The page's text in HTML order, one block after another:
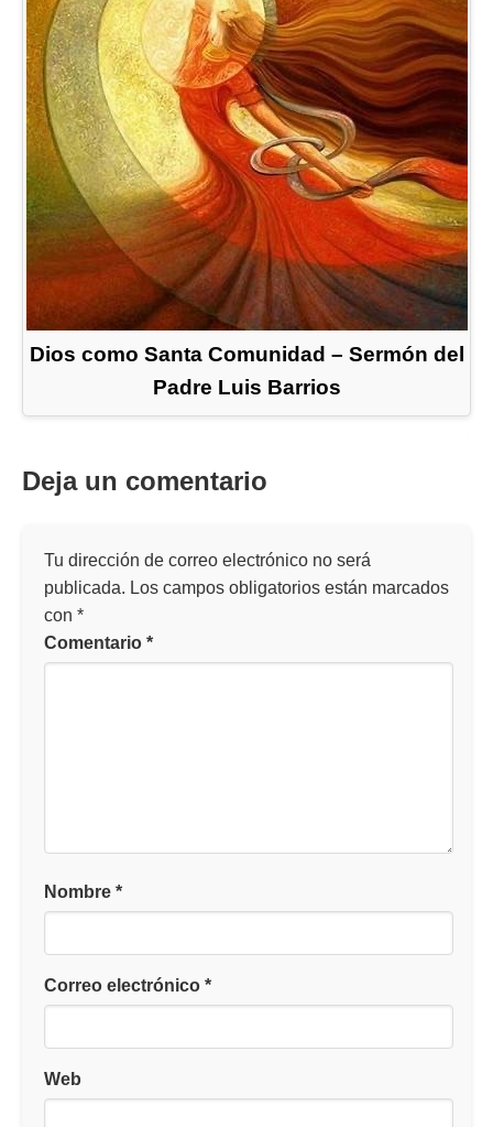
Dios como Santa Comunidad – Sermón del
Padre Luis Barrios
Deja un comentario
Tu dirección de correo electrónico no será
publicada. Los campos obligatorios están marcados
con *
Comentario *
Nombre *
Correo electrónico *
Web